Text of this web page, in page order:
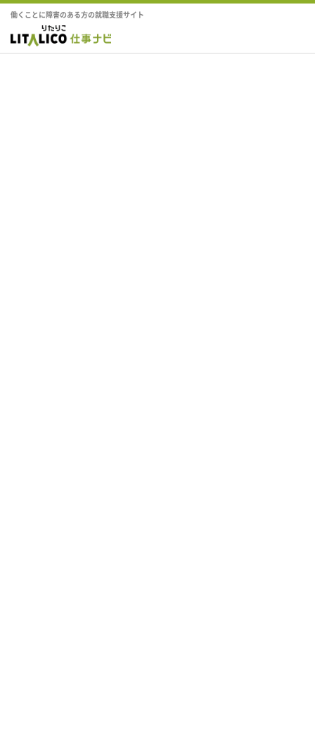
働くことに障害のある方の就職支援サイト